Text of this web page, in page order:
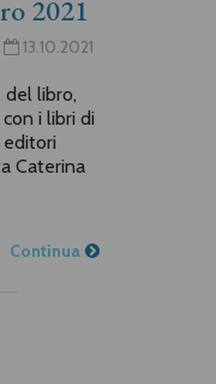
2021
13.10.2021
del libro,
i libri di
editori
Caterina
Continua